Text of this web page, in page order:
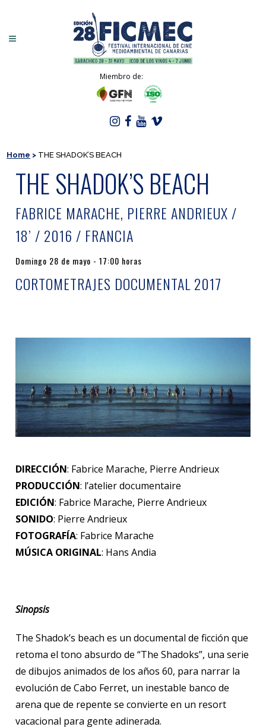
Miembro de:
Home > THE SHADOK’S BEACH
THE SHADOK’S BEACH
FABRICE MARACHE, PIERRE ANDRIEUX /
18’ / 2016 / FRANCIA
Domingo 28 de mayo - 17:00 horas
CORTOMETRAJES DOCUMENTAL 2017
DIRECCIÓN: Fabrice Marache, Pierre Andrieux
PRODUCCIÓN: l’atelier documentaire
EDICIÓN: Fabrice Marache, Pierre Andrieux
SONIDO: Pierre Andrieux
FOTOGRAFÍA: Fabrice Marache
MÚSICA ORIGINAL: Hans Andia
Sinopsis
The Shadok’s beach es un documental de ficción que
retoma el tono absurdo de “The Shadoks”, una serie
de dibujos animados de los años 60, para narrar la
evolución de Cabo Ferret, un inestable banco de
arena que de repente se convierte en un resort
vacacional para gente adinerada.